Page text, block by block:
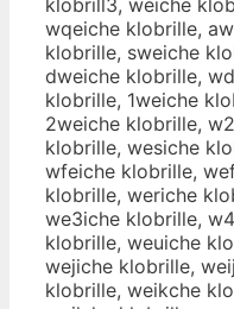
wqeiche klobrille,
klobrille, sweiche
dweiche klobrille,
klobrille, 1weiche
2weiche klobrille,
klobrille, wesiche
wfeiche klobrille,
klobrille, weriche
we3iche klobrille,
klobrille, weuiche
wejiche klobrille,
klobrille, weikche